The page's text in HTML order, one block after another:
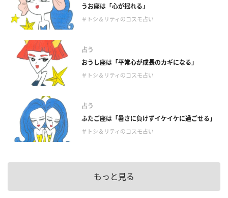
うお座は「心が揺れる」
＃トシ＆リティのコスモ占い
占う
おうし座は「平常心が成長のカギになる」
＃トシ＆リティのコスモ占い
占う
ふたご座は「暑さに負けずイケイケに過ごせる」
＃トシ＆リティのコスモ占い
もっと見る